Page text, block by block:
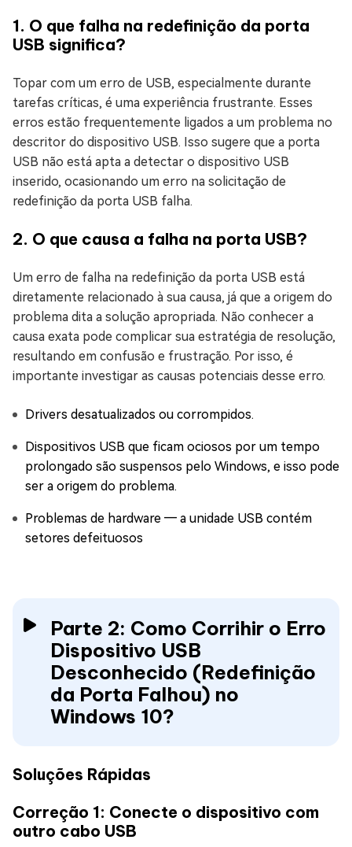
1. O que falha na redefinição da porta
USB significa?
Topar com um erro de USB, especialmente durante
tarefas críticas, é uma experiência frustrante. Esses
erros estão frequentemente ligados a um problema no
descritor do dispositivo USB. Isso sugere que a porta
USB não está apta a detectar o dispositivo USB
inserido, ocasionando um erro na solicitação de
redefinição da porta USB falha.
2. O que causa a falha na porta USB?
Um erro de falha na redefinição da porta USB está
diretamente relacionado à sua causa, já que a origem do
problema dita a solução apropriada. Não conhecer a
causa exata pode complicar sua estratégia de resolução,
resultando em confusão e frustração. Por isso, é
importante investigar as causas potenciais desse erro.
Drivers desatualizados ou corrompidos.
Dispositivos USB que ficam ociosos por um tempo
prolongado são suspensos pelo Windows, e isso pode
ser a origem do problema.
Problemas de hardware ― a unidade USB contém
setores defeituosos
Parte 2: Como Corrihir o Erro
Dispositivo USB
Desconhecido (Redefinição
da Porta Falhou) no
Windows 10?
Soluções Rápidas
Correção 1: Conecte o dispositivo com
outro cabo USB